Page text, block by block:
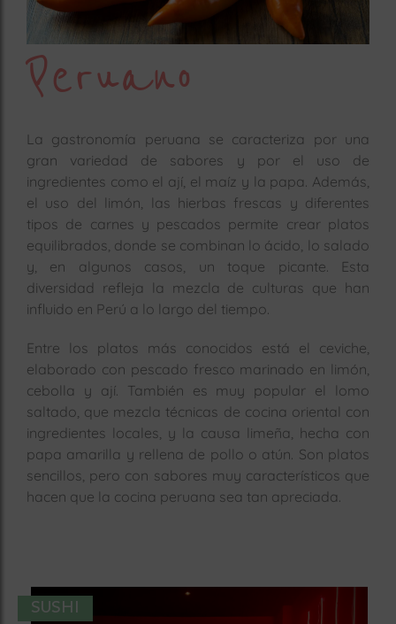
Peruano
La gastronomía peruana se caracteriza por una
gran variedad de sabores y por el uso de
ingredientes como el ají, el maíz y la papa. Además,
el uso del limón, las hierbas frescas y diferentes
tipos de carnes y pescados permite crear platos
equilibrados, donde se combinan lo ácido, lo salado
y, en algunos casos, un toque picante. Esta
diversidad refleja la mezcla de culturas que han
influido en Perú a lo largo del tiempo.
Entre los platos más conocidos está el ceviche,
elaborado con pescado fresco marinado en limón,
cebolla y ají. También es muy popular el lomo
saltado, que mezcla técnicas de cocina oriental con
ingredientes locales, y la causa limeña, hecha con
papa amarilla y rellena de pollo o atún. Son platos
sencillos, pero con sabores muy característicos que
hacen que la cocina peruana sea tan apreciada.
SUSHI